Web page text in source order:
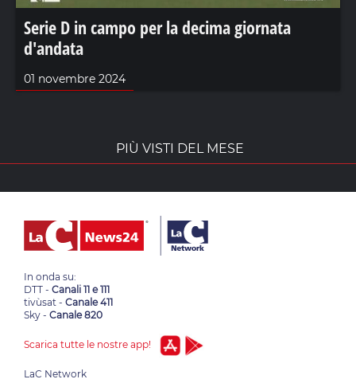
Serie D in campo per la decima giornata
d'andata
01 novembre 2024
PIÙ VISTI DEL MESE
In onda su:
DTT - Canali 11 e 111
tivùsat - Canale 411
Sky - Canale 820
Scarica tutte le nostre app!